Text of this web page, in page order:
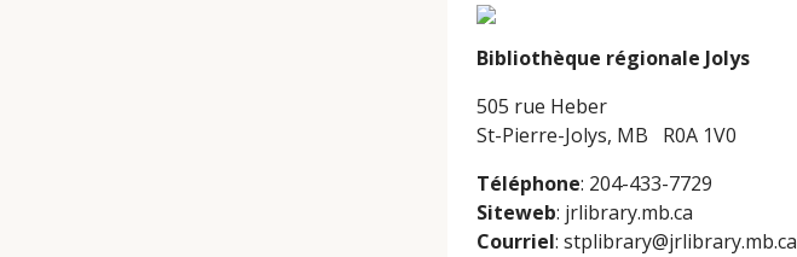
Bibliothèque régionale Jolys
505 rue Heber
St-Pierre-Jolys, MB R0A 1V0
Téléphone: 204-433-7729
Siteweb: jrlibrary.mb.ca
Courriel: stplibrary@jrlibrary.mb.ca